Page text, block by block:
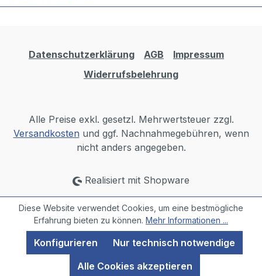
Datenschutzerklärung AGB
Impressum
Widerrufsbelehrung
Alle Preise exkl. gesetzl. Mehrwertsteuer zzgl.
Versandkosten und ggf. Nachnahmegebühren, wenn
nicht anders angegeben.
Realisiert mit Shopware
Diese Website verwendet Cookies, um eine bestmögliche
Erfahrung bieten zu können. Mehr Informationen ...
Nur technisch notwendige
Konfigurieren
Alle Cookies akzeptieren